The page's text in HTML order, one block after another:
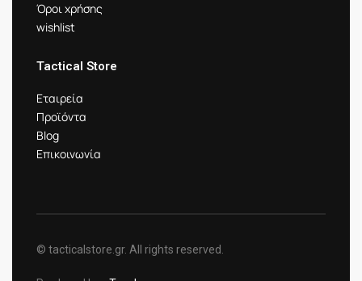
Όροι χρήσης
wishlist
Tactical Store
Εταιρεία
Προϊόντα
Blog
Επικοινωνία
© tacticalstore.gr. All rights reserved.